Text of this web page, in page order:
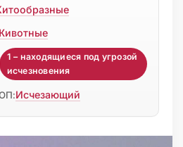
1 – находящиеся под угрозой
исчезновения
Исчезающий